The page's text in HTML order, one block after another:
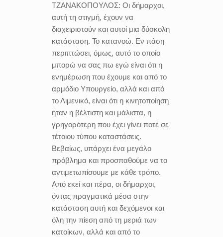
ΤΖΑΝΑΚΟΠΟΥΛΟΣ: Οι δήμαρχοι,
αυτή τη στιγμή, έχουν να
διαχειριστούν και αυτοί μια δύσκολη
κατάσταση. Το κατανοώ. Εν πάση
περιπτώσει, όμως, αυτό το οποίο
μπορώ να σας πω εγώ είναι ότι η
ενημέρωση που έχουμε και από το
αρμόδιο Υπουργείο, αλλά και από
το Λιμενικό, είναι ότι η κινητοποίηση
ήταν η βέλτιστη και μάλιστα, η
γρηγορότερη που έχει γίνει ποτέ σε
τέτοιου τύπου καταστάσεις.
Βεβαίως, υπάρχει ένα μεγάλο
πρόβλημα και προσπαθούμε να το
αντιμετωπίσουμε με κάθε τρόπο.
Από εκεί και πέρα, οι δήμαρχοι,
όντας πραγματικά μέσα στην
κατάσταση αυτή και δεχόμενοι και
όλη την πίεση από τη μεριά των
κατοίκων, αλλά και από το